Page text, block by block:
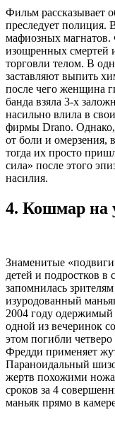
Фильм рассказывает
преследует полиция.
мафиозных магнатов.
изощренных смертей
торговли телом. В
заставляют выпить
после чего женщина
банда взяла 3-х
насильно влила в
фирмы Drano. Однако,
от боли и омерзения,
тогда их просто
сила» после этого
насилия.
4. Кошмар на
Знаменитые
детей и подростков в
запомнилась
изуродованный
2004 году одержимый
одной из вечеринок
этом погибли
Фредди применяет
Параноидальный
жертв похожими
сроков за 4
маньяк прямо в